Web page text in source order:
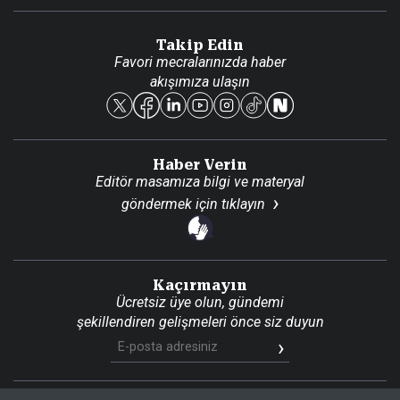
Reklam Ver
Takip Edin
Favori mecralarınızda haber
akışımıza ulaşın
Haber Verin
Editör masamıza bilgi ve materyal
göndermek için tıklayın
Kaçırmayın
Ücretsiz üye olun, gündemi
şekillendiren gelişmeleri önce siz duyun